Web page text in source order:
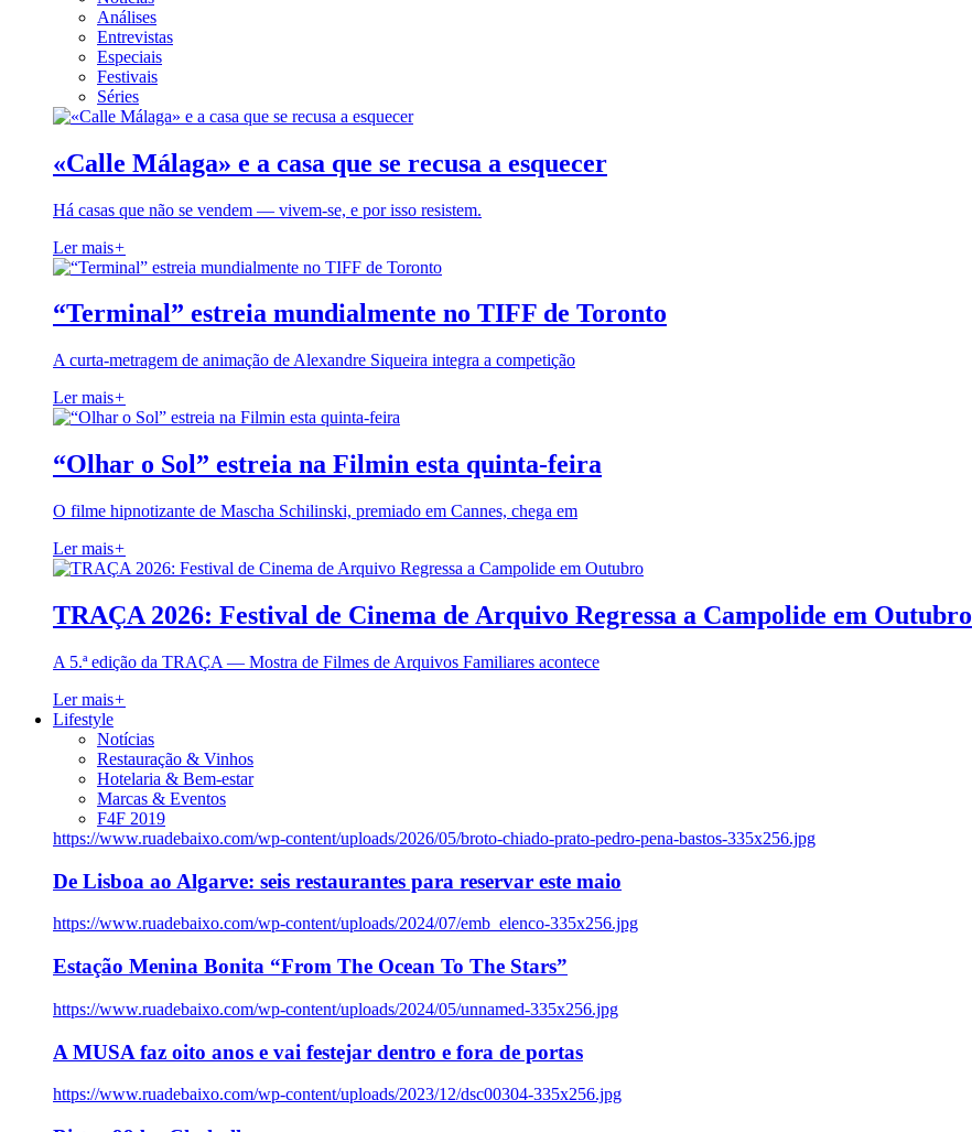
Análises
Entrevistas
Especiais
Festivais
Séries
«Calle Málaga» e a casa que se recusa a esquecer
Há casas que não se vendem — vivem-se, e por isso resistem.
Ler mais+
“Terminal” estreia mundialmente no TIFF de Toronto
A curta-metragem de animação de Alexandre Siqueira integra a competição
Ler mais+
“Olhar o Sol” estreia na Filmin esta quinta-feira
O filme hipnotizante de Mascha Schilinski, premiado em Cannes, chega em
Ler mais+
TRAÇA 2026: Festival de Cinema de Arquivo Regressa a Campolide em Outubro
A 5.ª edição da TRAÇA — Mostra de Filmes de Arquivos Familiares acontece
Ler mais+
Lifestyle
Notícias
Restauração & Vinhos
Hotelaria & Bem-estar
Marcas & Eventos
F4F 2019
https://www.ruadebaixo.com/wp-content/uploads/2026/05/broto-chiado-prato-pedro-pena-bastos-335x256.jpg
De Lisboa ao Algarve: seis restaurantes para reservar este maio
https://www.ruadebaixo.com/wp-content/uploads/2024/07/emb_elenco-335x256.jpg
Estação Menina Bonita “From The Ocean To The Stars”
https://www.ruadebaixo.com/wp-content/uploads/2024/05/unnamed-335x256.jpg
A MUSA faz oito anos e vai festejar dentro e fora de portas
https://www.ruadebaixo.com/wp-content/uploads/2023/12/dsc00304-335x256.jpg